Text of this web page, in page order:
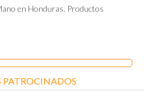
en Honduras. Productos